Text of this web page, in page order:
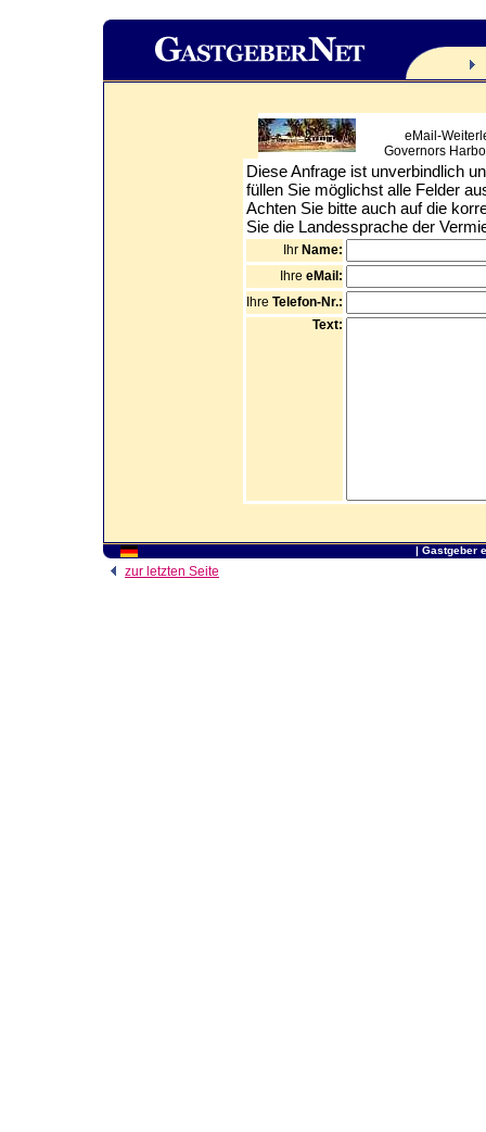
eMail-
Governors
Diese Anfrage ist unverbindlich
füllen Sie möglichst alle Felder
Achten Sie bitte auch auf die
Sie die Landessprache der
Ihr Name:
Ihre eMail:
Ihre Telefon-Nr.:
Text:
| Gastgeber
zur letzten Seite